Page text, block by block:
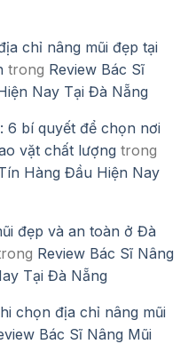
chỉ nâng mũi đẹp tại
trong Review Bác Sĩ
Nay Tại Đà Nẵng
6 bí quyết để chọn nơi
vặt chất lượng trong
Hàng Đầu Hiện Nay
đẹp và an toàn ở Đà
Review Bác Sĩ Nâng
Tại Đà Nẵng
chọn địa chỉ nâng mũi
Bác Sĩ Nâng Mũi